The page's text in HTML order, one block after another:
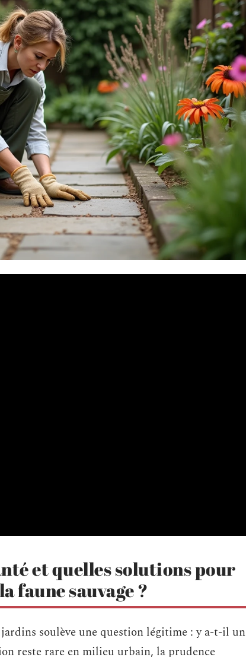
et quelles solutions pour
faune sauvage ?
soulève une question légitime : y a-t-il un
reste rare en milieu urbain, la prudence